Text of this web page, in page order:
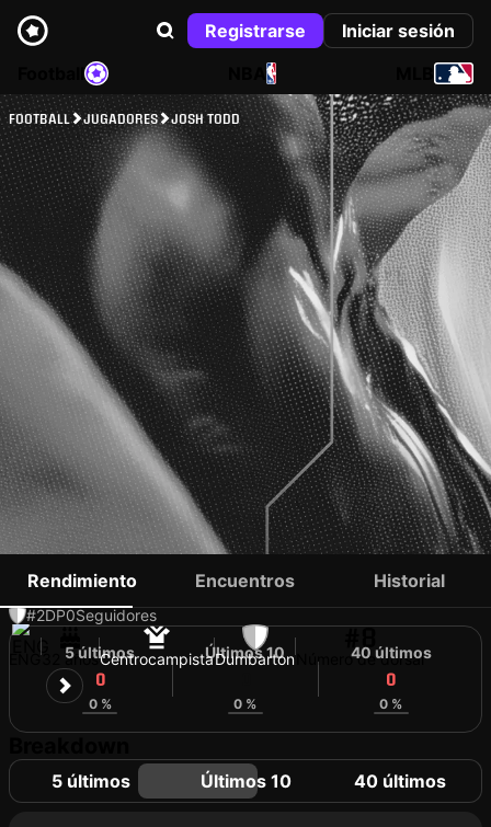
Registrarse
Iniciar sesión
NBA
FOOTBALL JUGADORES JOSH TODD
JOSH TODD
#2DP0Seguidores
32 añosCentrocampistaDumbarton Número de dorsal
Rendimiento Encuentros Historial
5 últimos
0
0 %
Últimos 10
0 %
40 últimos
0
0 %
5 últimos Últimos 10 40 últimos